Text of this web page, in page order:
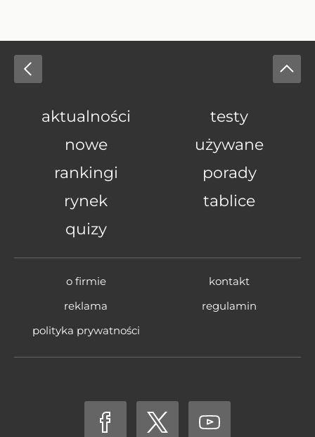
aktualności
testy
nowe
używane
rankingi
porady
rynek
tablice
quizy
o firmie
kontakt
reklama
regulamin
polityka prywatności